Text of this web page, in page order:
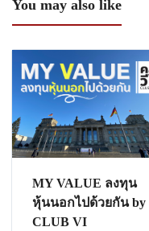
You may also like
MY VALUE ลงทุน
หุ้นนอกไปด้วยกัน by
CLUB VI